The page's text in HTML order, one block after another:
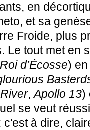
en
et sa
Froide, plus
Le tout met en
d’Écosse)
,Apollo 13)
se veut
c'est à dire,